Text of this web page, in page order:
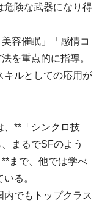
危険な武器になり得
容催眠」「感情コ
を重点的に指導。
キルとしての応用が
、**「シンクロ技
まるでSFのよう
まで、他では学べ
る。
内でもトップクラス